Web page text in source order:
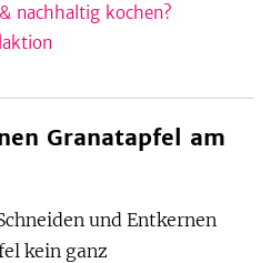
nachhaltig kochen?
Granatapfel am
und Entkernen
kein ganz